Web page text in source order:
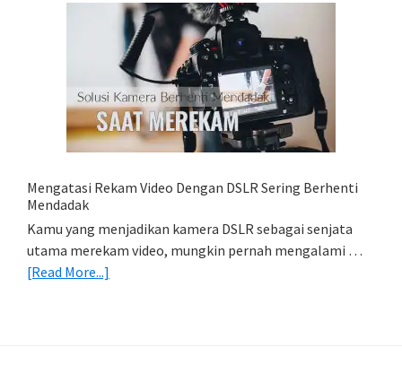
Mobile:
Cara
Simpan
Foto
Di
HP
(Export
Import
Mengatasi Rekam Video Dengan DSLR Sering Berhenti
Mendadak
Kamu yang menjadikan kamera DSLR sebagai senjata
utama merekam video, mungkin pernah mengalami …
[Read More...]